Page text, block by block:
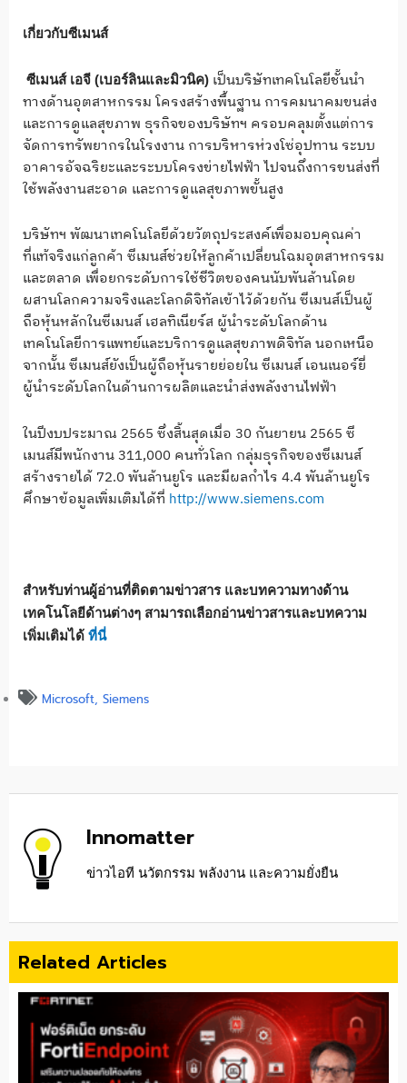
เกี่ยวกับซีเมนส์
ซีเมนส์ เอจี (เบอร์ลินและมิวนิค) เป็นบริษัทเทคโนโลยีชั้นนำ
ทางด้านอุตสาหกรรม โครงสร้างพื้นฐาน การคมนาคมขนส่ง
และการดูแลสุขภาพ ธุรกิจของบริษัทฯ ครอบคลุมตั้งแต่การ
จัดการทรัพยากรในโรงงาน การบริหารห่วงโซ่อุปทาน ระบบ
อาคารอัจฉริยะและระบบโครงข่ายไฟฟ้า ไปจนถึงการขนส่งที่
ใช้พลังงานสะอาด และการดูแลสุขภาพขั้นสูง
บริษัทฯ พัฒนาเทคโนโลยีด้วยวัตถุประสงค์เพื่อมอบคุณค่า
ที่แท้จริงแก่ลูกค้า ซีเมนส์ช่วยให้ลูกค้าเปลี่ยนโฉมอุตสาหกรรม
และตลาด เพื่อยกระดับการใช้ชีวิตของคนนับพันล้านโดย
ผสานโลกความจริงและโลกดิจิทัลเข้าไว้ด้วยกัน ซีเมนส์เป็นผู้
ถือหุ้นหลักในซีเมนส์ เฮลทิเนียร์ส ผู้นำระดับโลกด้าน
เทคโนโลยีการแพทย์และบริการดูแลสุขภาพดิจิทัล นอกเหนือ
จากนั้น ซีเมนส์ยังเป็นผู้ถือหุ้นรายย่อยใน ซีเมนส์ เอนเนอร์ยี่
ผู้นำระดับโลกในด้านการผลิตและนำส่งพลังงานไฟฟ้า
ในปีงบประมาณ 2565 ซึ่งสิ้นสุดเมื่อ 30 กันยายน 2565 ซี
เมนส์มีพนักงาน 311,000 คนทั่วโลก กลุ่มธุรกิจของซีเมนส์
สร้างรายได้ 72.0 พันล้านยูโร และมีผลกำไร 4.4 พันล้านยูโร
ศึกษาข้อมูลเพิ่มเติมได้ที่ http://www.siemens.com
สำหรับท่านผู้อ่านที่ติดตามข่าวสาร และบทความทางด้าน
เทคโนโลยีด้านต่างๆ สามารถเลือกอ่านข่าวสารและบทความ
เพิ่มเติมได้ ที่นี่
Microsoft, Siemens
Innomatter
ข่าวไอที นวัตกรรม พลังงาน และความยั่งยืน
Related Articles